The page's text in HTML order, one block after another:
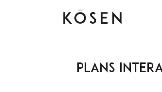
Plans